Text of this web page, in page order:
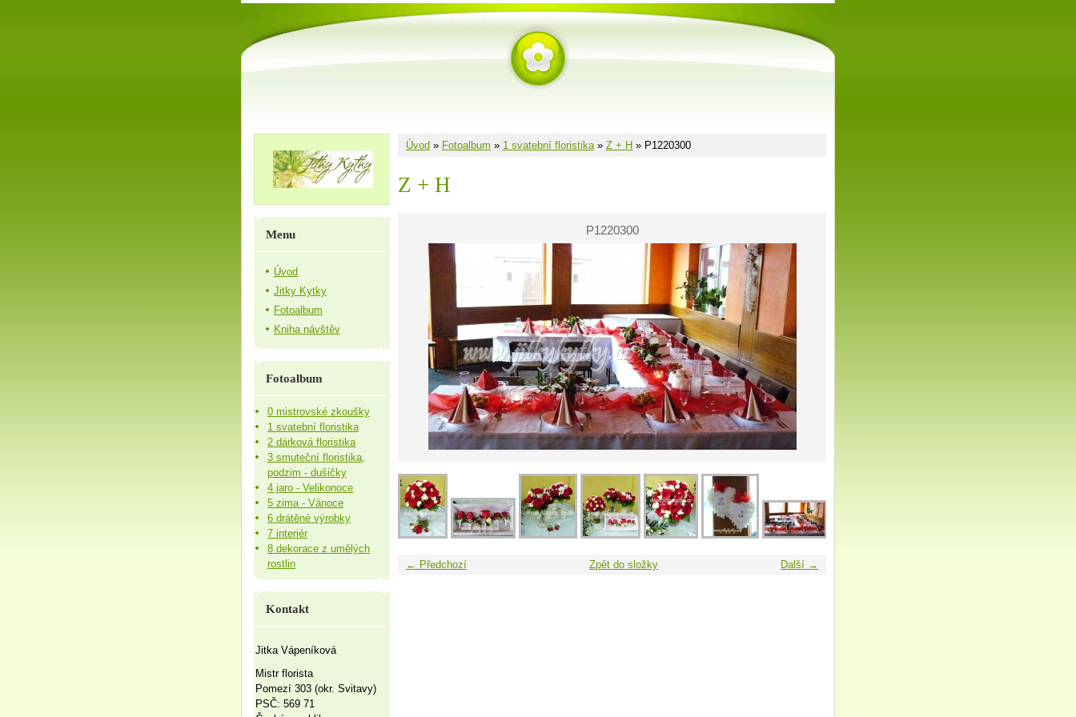
Úvod » Fotoalbum » 1 svatební floristika» Z + H » P1220300
Z + H
P1220300
← Předchozí Další →
Zpět do složky
Menu
Úvod
Jitky Kytky
Fotoalbum
Kniha návštěv
Fotoalbum
0 mistrovské zkoušky
1 svatební floristika
2 dárková floristika
3 smuteční floristika,
podzim - dušičky
4 jaro - Velikonoce
5 zima - Vánoce
6 drátěné výrobky
7 interiér
8 dekorace z umělých
rostlin
Kontakt
Jitka Vápeníková
Mistr florista
Pomezí 303 (okr. Svitavy)
PSČ: 569 71